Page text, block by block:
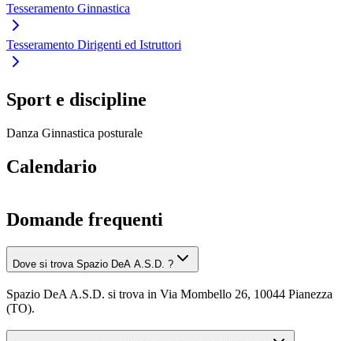
Tesseramento Ginnastica
Tesseramento Dirigenti ed Istruttori
Sport e discipline
Danza Ginnastica posturale
Calendario
Domande frequenti
Dove si trova Spazio DeA A.S.D. ?
Spazio DeA A.S.D. si trova in Via Mombello 26, 10044 Pianezza
(TO).